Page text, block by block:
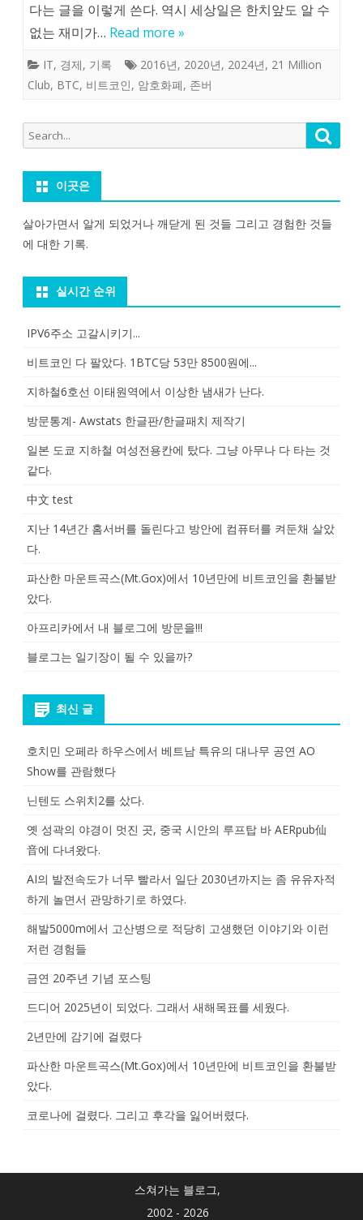
다는 글을 이렇게 쓴다. 역시 세상일은 한치앞도 알 수
없는 재미가… Read more »
IT, 경제, 기록 2016년, 2020년, 2024년, 21 Million
Club, BTC, 비트코인, 암호화폐, 존버
Search
for:
이곳은
살아가면서 알게 되었거나 깨닫게 된 것들 그리고 경험한 것들
에 대한 기록.
실시간 순위
IPV6주소 고갈시키기...
비트코인 다 팔았다. 1BTC당 53만 8500원에...
지하철6호선 이태원역에서 이상한 냄새가 난다.
방문통계- Awstats 한글판/한글패치 제작기
일본 도쿄 지하철 여성전용칸에 탔다. 그냥 아무나 다 타는 것
같다.
中文 test
지난 14년간 홈서버를 돌린다고 방안에 컴퓨터를 켜둔채 살았
다.
파산한 마운트곡스(Mt.Gox)에서 10년만에 비트코인을 환불받
았다.
아프리카에서 내 블로그에 방문을!!!
블로그는 일기장이 될 수 있을까?
최신 글
호치민 오페라 하우스에서 베트남 특유의 대나무 공연 AO
Show를 관람했다
닌텐도 스위치2를 샀다.
옛 성곽의 야경이 멋진 곳, 중국 시안의 루프탑 바 AERpub仙
音에 다녀왔다.
AI의 발전속도가 너무 빨라서 일단 2030년까지는 좀 유유자적
하게 놀면서 관망하기로 하였다.
해발5000m에서 고산병으로 적당히 고생했던 이야기와 이런
저런 경험들
금연 20주년 기념 포스팅
드디어 2025년이 되었다. 그래서 새해목표를 세웠다.
2년만에 감기에 걸렸다
파산한 마운트곡스(Mt.Gox)에서 10년만에 비트코인을 환불받
았다.
코로나에 걸렸다. 그리고 후각을 잃어버렸다.
스쳐가는 블로그,
2002 - 2026